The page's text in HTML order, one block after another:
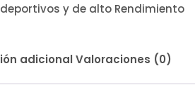
y de alto Rendimiento
adicionalValoraciones (0)